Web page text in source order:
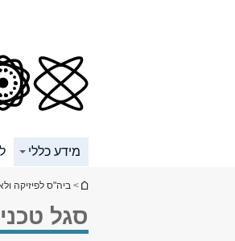
מידע כללי
הינך נמצא כאן
> ביה"ס לפיזיקה
סגל טכני